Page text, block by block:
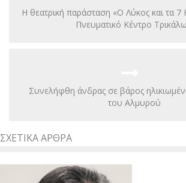
Η θεατρική παράσταση «Ο Λύκος και τα 7
Πνευματικό Κέντρο
Συνελήφθη άνδρας σε βάρος
του Αλμυρού
ΣΧΕΤΙΚΆ ΆΡΘΡΑ